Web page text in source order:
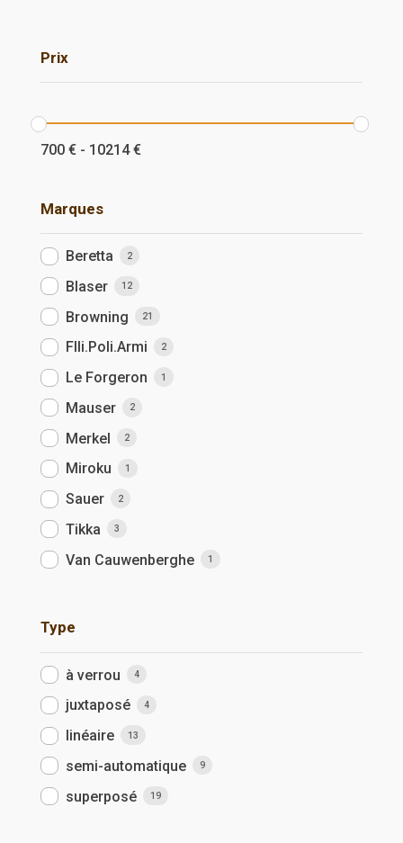
Prix
700 €- 10214 €
Marques
Beretta 2
Blaser 12
Browning 21
Flli.Poli.Armi 2
Le Forgeron 1
Mauser 2
Merkel 2
Miroku 1
Sauer 2
Tikka 3
Van Cauwenberghe 1
Type
à verrou 4
juxtaposé 4
linéaire 13
semi-automatique 9
superposé 19